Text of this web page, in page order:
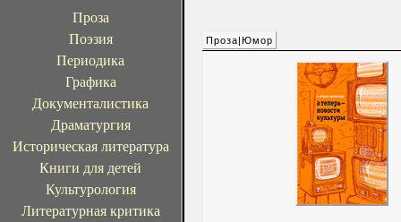
Проза
Поэзия
Периодика
Графика
Документалистика
Драматургия
Историческая литература
Книги для детей
Культурология
Литературная критика
Проза|Юмор